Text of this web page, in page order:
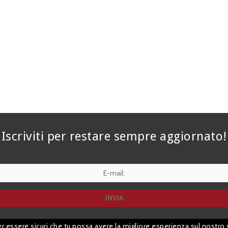
Iscriviti per restare sempre aggiornato!
essere sicuri che tu possa avere la migliore esperienza sul nostro